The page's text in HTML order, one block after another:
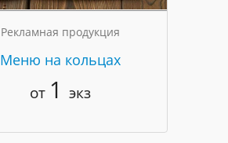
Рекламная продукция
Меню на кольцах
от 1 экз